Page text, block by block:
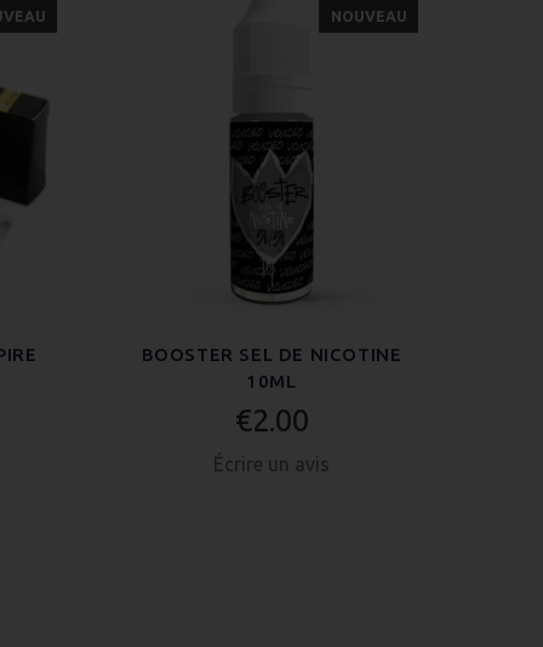
NOUVEAU
BOOSTER SEL DE NICOTINE
10ML
€2.00
Écrire un avis